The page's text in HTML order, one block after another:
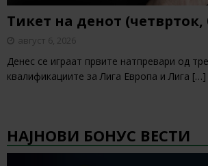
Тикет на денот (четврток,
август 6, 2026
Денес се играат првите натпревари од
квалификациите за Лига Европа и Лига […]
НАЈНОВИ БОНУС ВЕСТИ